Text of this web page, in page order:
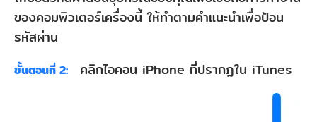
ของคอมพิวเตอร์เครื่องนี้ ให้ทำตามคำแนะนำเพื่อป้อน
รหัสผ่าน
ขั้นตอนที่ 2: คลิกไอคอน iPhone ที่ปรากฏใน iTunes